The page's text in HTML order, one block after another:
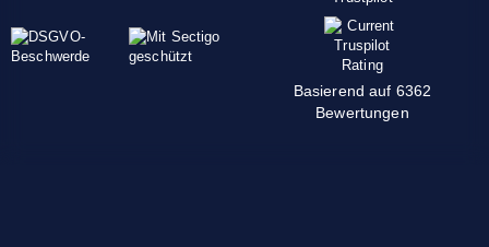
Basierend auf 6362
Bewertungen